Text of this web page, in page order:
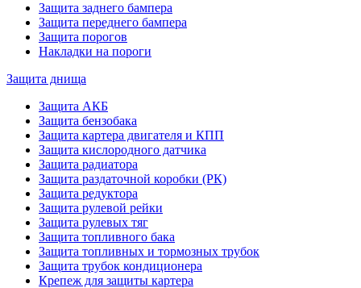
Защита заднего бампера
Защита переднего бампера
Защита порогов
Накладки на пороги
Защита днища
Защита АКБ
Защита бензобака
Защита картера двигателя и КПП
Защита кислородного датчика
Защита радиатора
Защита раздаточной коробки (РК)
Защита редуктора
Защита рулевой рейки
Защита рулевых тяг
Защита топливного бака
Защита топливных и тормозных трубок
Защита трубок кондиционера
Крепеж для защиты картера